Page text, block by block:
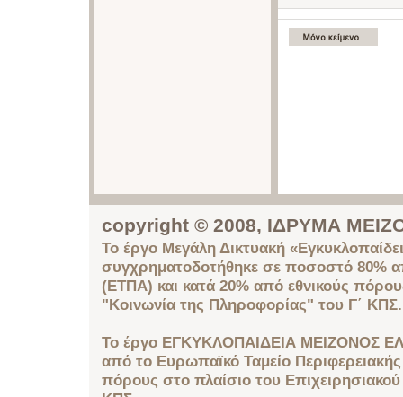
copyright © 2008, ΙΔΡΥΜΑ
Το έργο Μεγάλη Δικτυακή
συγχρηματοδοτήθηκε σε ποσοστό 80%
(ΕΤΠΑ) και κατά 20% από εθνικούς
"Κοινωνία της Πληροφορίας" του Γ΄ ΚΠΣ.
Το έργο ΕΓΚΥΚΛΟΠΑΙΔΕΙΑ ΜΕΙΖΟΝΟΣ
από το Ευρωπαϊκό Ταμείο
πόρους στο πλαίσιο του